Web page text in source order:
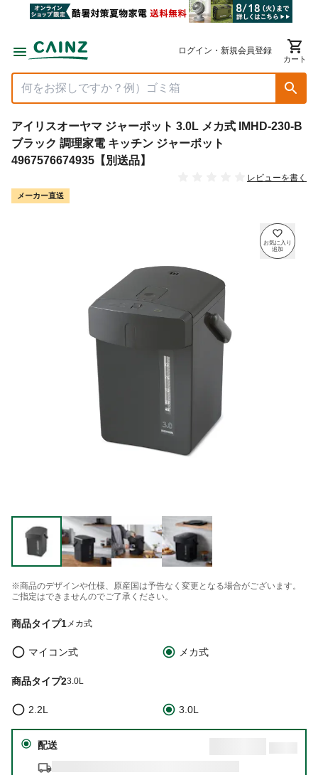
ログイン・新規会員登録
カート
アイリスオーヤマ ジャーポット 3.0L メカ式 IMHD-230-B
ブラック 調理家電 キッチン ジャーポット
4967576674935【別送品】
レビューを書く
メーカー直送
※商品のデザインや仕様、原産国は予告なく変更となる場合がございます。
ご指定はできませんのでご了承ください。
商品タイプ1メカ式
マイコン式 メカ式
商品タイプ23.0L
2.2L 3.0L
配送